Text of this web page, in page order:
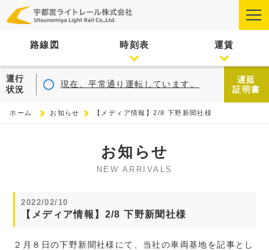
路線図 時刻表 運賃
運行
状況
現在、平常通り運転しています。
遅延
証明書
ホーム お知らせ 【メディア情報】2/8 下野新聞社様
お知らせ
NEW ARRIVALS
2022/02/10
【メディア情報】2/8 下野新聞社様
２月８日の下野新聞社様にて、当社の車両基地を記事とし